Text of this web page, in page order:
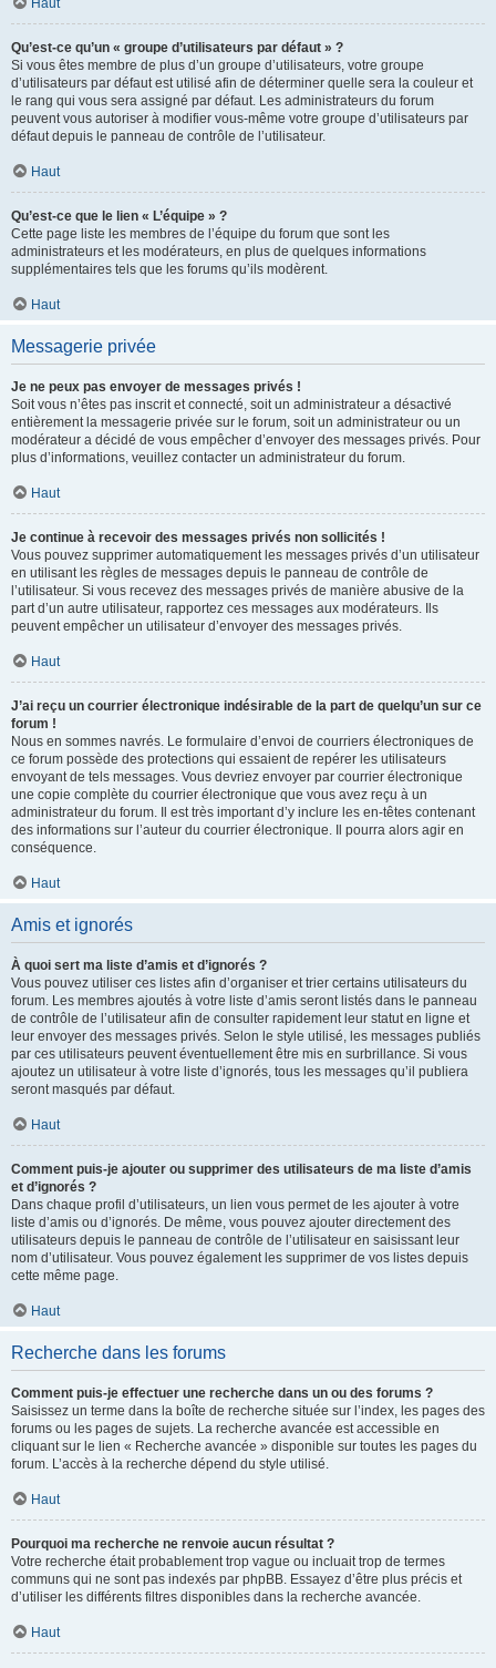
Haut
Qu’est-ce qu’un « groupe d’utilisateurs par défaut » ?
Si vous êtes membre de plus d’un groupe d’utilisateurs, votre groupe
d’utilisateurs par défaut est utilisé afin de déterminer quelle sera la couleur et
le rang qui vous sera assigné par défaut. Les administrateurs du forum
peuvent vous autoriser à modifier vous-même votre groupe d’utilisateurs par
défaut depuis le panneau de contrôle de l’utilisateur.
Haut
Qu’est-ce que le lien « L’équipe » ?
Cette page liste les membres de l’équipe du forum que sont les
administrateurs et les modérateurs, en plus de quelques informations
supplémentaires tels que les forums qu’ils modèrent.
Haut
Messagerie privée
Je ne peux pas envoyer de messages privés !
Soit vous n’êtes pas inscrit et connecté, soit un administrateur a désactivé
entièrement la messagerie privée sur le forum, soit un administrateur ou un
modérateur a décidé de vous empêcher d’envoyer des messages privés. Pour
plus d’informations, veuillez contacter un administrateur du forum.
Haut
Je continue à recevoir des messages privés non sollicités !
Vous pouvez supprimer automatiquement les messages privés d’un utilisateur
en utilisant les règles de messages depuis le panneau de contrôle de
l’utilisateur. Si vous recevez des messages privés de manière abusive de la
part d’un autre utilisateur, rapportez ces messages aux modérateurs. Ils
peuvent empêcher un utilisateur d’envoyer des messages privés.
Haut
J’ai reçu un courrier électronique indésirable de la part de quelqu’un sur ce
forum !
Nous en sommes navrés. Le formulaire d’envoi de courriers électroniques de
ce forum possède des protections qui essaient de repérer les utilisateurs
envoyant de tels messages. Vous devriez envoyer par courrier électronique
une copie complète du courrier électronique que vous avez reçu à un
administrateur du forum. Il est très important d’y inclure les en-têtes contenant
des informations sur l’auteur du courrier électronique. Il pourra alors agir en
conséquence.
Haut
Amis et ignorés
À quoi sert ma liste d’amis et d’ignorés ?
Vous pouvez utiliser ces listes afin d’organiser et trier certains utilisateurs du
forum. Les membres ajoutés à votre liste d’amis seront listés dans le panneau
de contrôle de l’utilisateur afin de consulter rapidement leur statut en ligne et
leur envoyer des messages privés. Selon le style utilisé, les messages publiés
par ces utilisateurs peuvent éventuellement être mis en surbrillance. Si vous
ajoutez un utilisateur à votre liste d’ignorés, tous les messages qu’il publiera
seront masqués par défaut.
Haut
Comment puis-je ajouter ou supprimer des utilisateurs de ma liste d’amis
et d’ignorés ?
Dans chaque profil d’utilisateurs, un lien vous permet de les ajouter à votre
liste d’amis ou d’ignorés. De même, vous pouvez ajouter directement des
utilisateurs depuis le panneau de contrôle de l’utilisateur en saisissant leur
nom d’utilisateur. Vous pouvez également les supprimer de vos listes depuis
cette même page.
Haut
Recherche dans les forums
Comment puis-je effectuer une recherche dans un ou des forums ?
Saisissez un terme dans la boîte de recherche située sur l’index, les pages des
forums ou les pages de sujets. La recherche avancée est accessible en
cliquant sur le lien « Recherche avancée » disponible sur toutes les pages du
forum. L’accès à la recherche dépend du style utilisé.
Haut
Pourquoi ma recherche ne renvoie aucun résultat ?
Votre recherche était probablement trop vague ou incluait trop de termes
communs qui ne sont pas indexés par phpBB. Essayez d’être plus précis et
d’utiliser les différents filtres disponibles dans la recherche avancée.
Haut